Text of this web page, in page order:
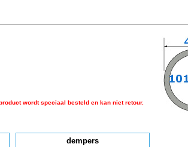
wordt speciaal besteld en kan niet retour.
dempers